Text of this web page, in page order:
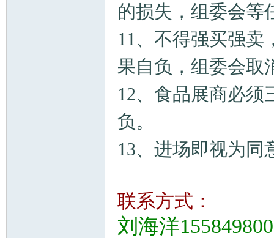
的损失，组委会等
11、不得强买强卖
果自负，组委会取
12、食品展商必须
负。
13、进场即视为同
联系方式：
刘海洋